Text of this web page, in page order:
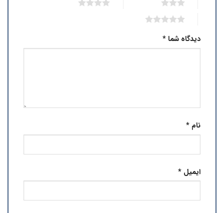
دیدگاه شما*
نام *
ایمیل *